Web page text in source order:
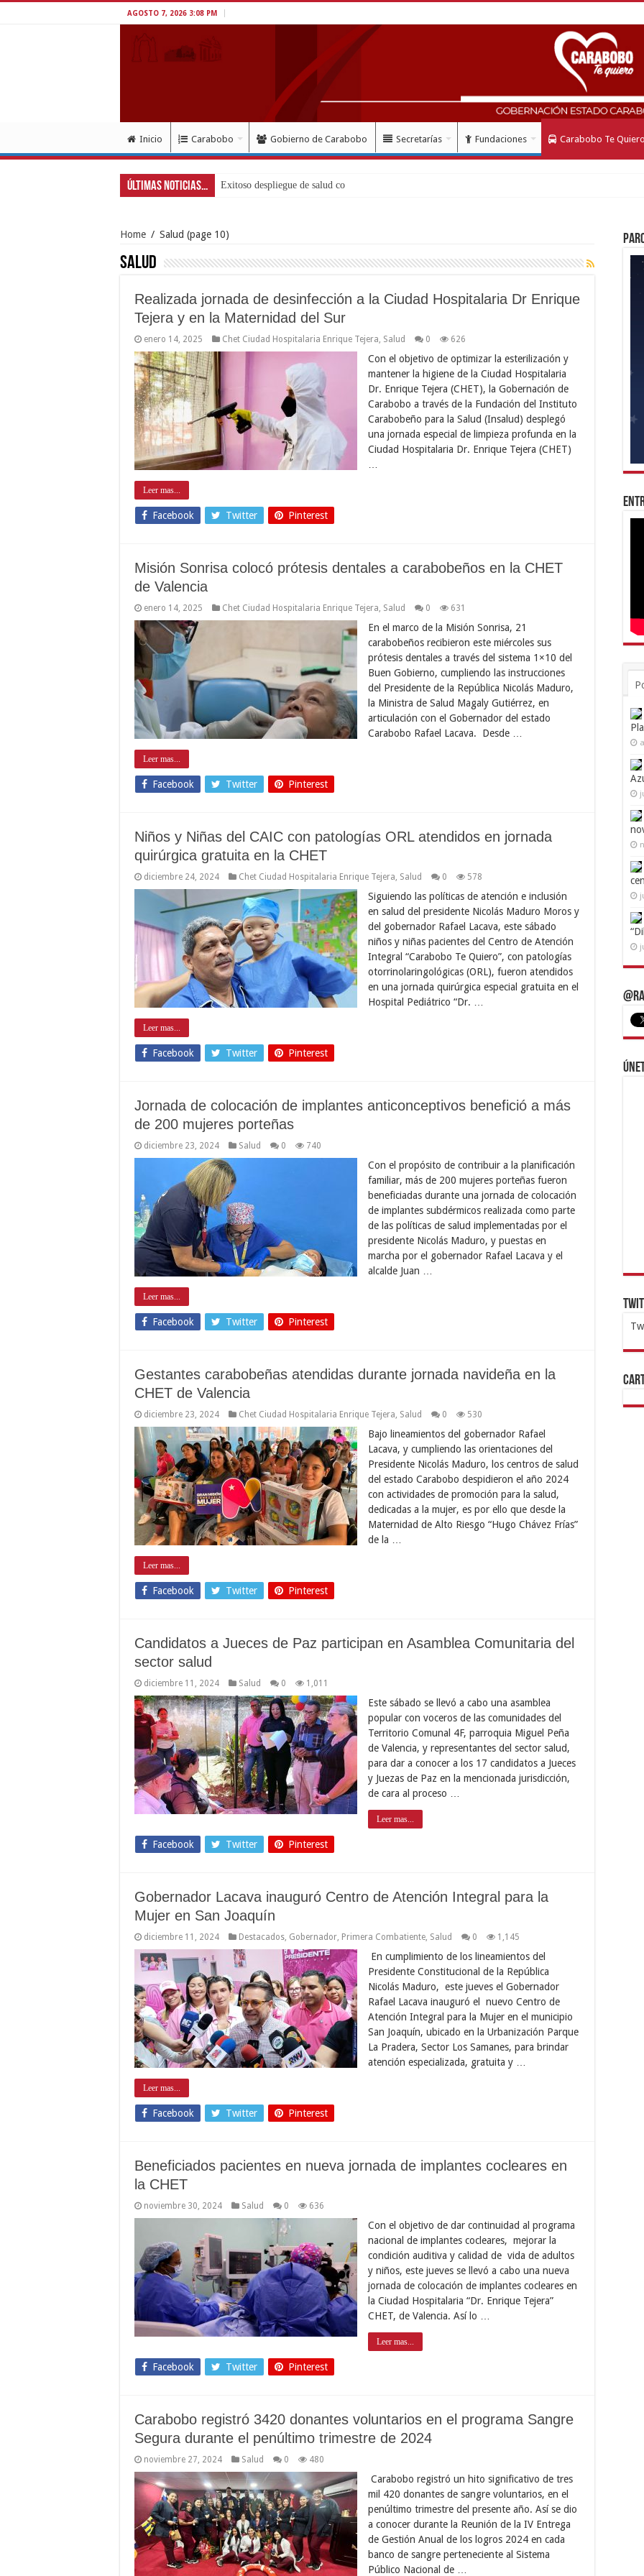
AGOSTO 7, 2026 3:08 PM
Inicio Carabobo Gobierno de Carabobo Secretarías Fundaciones Carabobo Te Quiero
Últimas Noticias...
Home / Salud (page 10)
Salud
Realizada jornada de desinfección a la Ciudad Hospitalaria Dr Enrique
Tejera y en la Maternidad del Sur
enero 14, 2025 Chet Ciudad Hospitalaria Enrique Tejera Salud 0 626
Con el objetivo de optimizar la esterilización y
mantener la higiene de la Ciudad Hospitalaria
Dr. Enrique Tejera (CHET), la Gobernación de
Carabobo a través de la Fundación del Instituto
Carabobeño para la Salud (Insalud) desplegó
una jornada especial de limpieza profunda en la
Ciudad Hospitalaria Dr. Enrique Tejera (CHET)
Leer mas...
Facebook Twitter Pinterest
Misión Sonrisa colocó prótesis dentales a carabobeños en la CHET
de Valencia
enero 14, 2025 Chet Ciudad Hospitalaria Enrique Tejera Salud 0 631
En el marco de la Misión Sonrisa, 21
carabobeños recibieron este miércoles sus
prótesis dentales a través del sistema 1×10 del
Buen Gobierno, cumpliendo las instrucciones
del Presidente de la República Nicolás Maduro,
la Ministra de Salud Magaly Gutiérrez, en
articulación con el Gobernador del estado
Carabobo Rafael Lacava. Desde …
Leer mas...
Facebook Twitter Pinterest
Niños y Niñas del CAIC con patologías ORL atendidos en jornada
quirúrgica gratuita en la CHET
diciembre 24, 2024 Chet Ciudad Hospitalaria Enrique Tejera Salud 0 578
Siguiendo las políticas de atención e inclusión
en salud del presidente Nicolás Maduro Moros y
del gobernador Rafael Lacava, este sábado
niños y niñas pacientes del Centro de Atención
Integral “Carabobo Te Quiero”, con patologías
otorrinolaringológicas (ORL), fueron atendidos
en una jornada quirúrgica especial gratuita en el
Hospital Pediátrico “Dr. …
Leer mas...
Facebook Twitter Pinterest
Jornada de colocación de implantes anticonceptivos benefició a más
de 200 mujeres porteñas
diciembre 23, 2024 Salud 0 740
Con el propósito de contribuir a la planificación
familiar, más de 200 mujeres porteñas fueron
beneficiadas durante una jornada de colocación
de implantes subdérmicos realizada como parte
de las políticas de salud implementadas por el
presidente Nicolás Maduro, y puestas en
marcha por el gobernador Rafael Lacava y el
alcalde Juan …
Leer mas...
Facebook Twitter Pinterest
Gestantes carabobeñas atendidas durante jornada navideña en la
CHET de Valencia
diciembre 23, 2024 Chet Ciudad Hospitalaria Enrique Tejera Salud 0 530
Bajo lineamientos del gobernador Rafael
Lacava, y cumpliendo las orientaciones del
Presidente Nicolás Maduro, los centros de salud
del estado Carabobo despidieron el año 2024
con actividades de promoción para la salud,
dedicadas a la mujer, es por ello que desde la
Maternidad de Alto Riesgo “Hugo Chávez Frías”
de la …
Leer mas...
Facebook Twitter Pinterest
Candidatos a Jueces de Paz participan en Asamblea Comunitaria del
sector salud
diciembre 11, 2024 Salud 0 1,011
Este sábado se llevó a cabo una asamblea
popular con voceros de las comunidades del
Territorio Comunal 4F, parroquia Miguel Peña
de Valencia, y representantes del sector salud,
para dar a conocer a los 17 candidatos a Jueces
y Juezas de Paz en la mencionada jurisdicción,
de cara al proceso …
Leer mas...
Facebook Twitter Pinterest
Gobernador Lacava inauguró Centro de Atención Integral para la
Mujer en San Joaquín
diciembre 11, 2024 Destacados Gobernador Primera Combatiente Salud 0 1,145
En cumplimiento de los lineamientos del
Presidente Constitucional de la República
Nicolás Maduro, este jueves el Gobernador
Rafael Lacava inauguró el nuevo Centro de
Atención Integral para la Mujer en el municipio
San Joaquín, ubicado en la Urbanización Parque
La Pradera, Sector Los Samanes, para brindar
atención especializada, gratuita y …
Leer mas...
Facebook Twitter Pinterest
Beneficiados pacientes en nueva jornada de implantes cocleares en
la CHET
noviembre 30, 2024 Salud 0 636
Con el objetivo de dar continuidad al programa
nacional de implantes cocleares, mejorar la
condición auditiva y calidad de vida de adultos
y niños, este jueves se llevó a cabo una nueva
jornada de colocación de implantes cocleares en
la Ciudad Hospitalaria “Dr. Enrique Tejera”
CHET, de Valencia. Así lo …
Leer mas...
Facebook Twitter Pinterest
Carabobo registró 3420 donantes voluntarios en el programa Sangre
Segura durante el penúltimo trimestre de 2024
noviembre 27, 2024 Salud 0 480
Carabobo registró un hito significativo de tres
mil 420 donantes de sangre voluntarios, en el
penúltimo trimestre del presente año. Así se dio
a conocer durante la Reunión de la IV Entrega
de Gestión Anual de los logros 2024 en cada
banco de sangre perteneciente al Sistema
Público Nacional de …